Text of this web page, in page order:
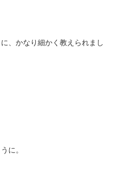
、かなり細かく教えられまし
に。